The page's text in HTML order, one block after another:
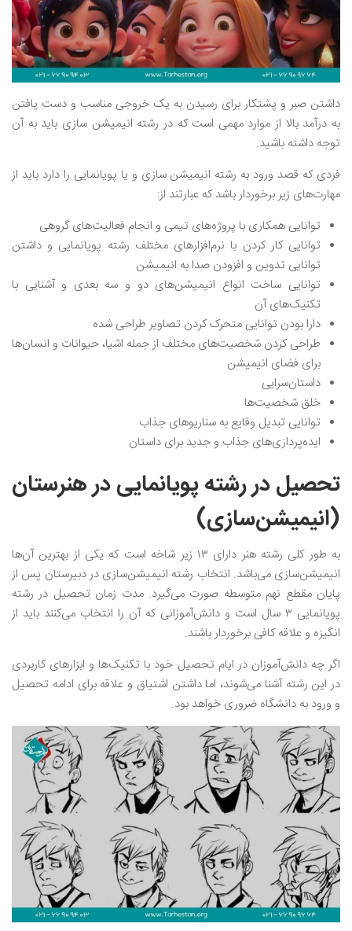
داشتن صبر و پشتکار برای رسیدن به یک خروجی مناسب و دست یافتن
به درآمد بالا از موارد مهمی است که در رشته انیمیشن سازی باید به آن
توجه داشته باشید.
فردی که قصد ورود به رشته انیمیشن سازی و یا پویانمایی را دارد باید از
مهارت‌های زیر برخوردار باشد که عبارتند از:
توانایی همکاری با پروژه‌های تیمی و انجام فعالیت‌های گروهی
توانایی کار کردن با نرم‌افزارهای مختلف رشته پویانمایی و داشتن
توانایی تدوین و افزودن صدا به انیمیشن
توانایی ساخت انواع انیمیشن‌های دو و سه بعدی و آشنایی با
تکنیک‌های آن
دارا بودن توانایی متحرک کردن تصاویر طراحی شده
طراحی کردن شخصیت‌های مختلف از جمله اشیا، حیوانات و انسان‌ها
برای فضای انیمیشن
داستان‌سرایی
خلق شخصیت‌ها
توانایی تبدیل وقایع به سناریوهای جذاب
ایده‌پردازی‌های جذاب و جدید برای داستان
تحصیل در رشته پویانمایی در هنرستان
(انیمیشن‌سازی)
به طور کلی رشته هنر دارای ۱۳ زیر شاخه است که یکی از بهترین آن‌ها
انیمیشن‌سازی می‌باشد. انتخاب رشته انیمیشن‌سازی در دبیرستان پس از
پایان مقطع نهم متوسطه صورت می‌گیرد. مدت زمان تحصیل در رشته
پویانمایی ۳ سال است و دانش‌آموزانی که آن را انتخاب می‌کنند باید از
انگیزه و علاقه کافی برخوردار باشند.
اگر چه دانش‌آموزان در ایام تحصیل خود با تکنیک‌ها و ابزارهای کاربردی
در این رشته آشنا می‌شوند، اما داشتن اشتیاق و علاقه برای ادامه تحصیل
و ورود به دانشگاه ضروری خواهد بود.